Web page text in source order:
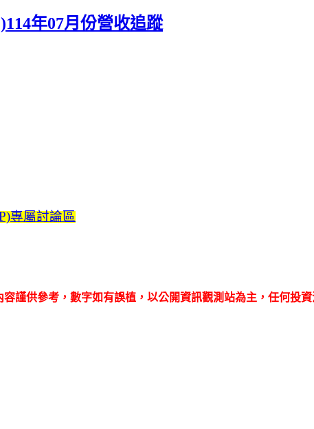
年07月份營收追蹤
專屬討論區
謹供參考，數字如有誤植，以公開資訊觀測站為主，任何投